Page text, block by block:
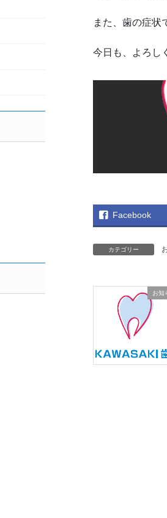
また、歯の症状
今日も、よろし
Facebook
カテゴリー
お知